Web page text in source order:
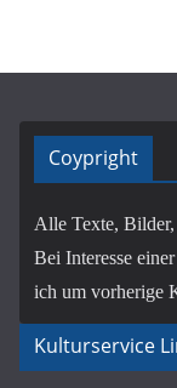
Coypright
Alle Texte, Bilder,
Bei Interesse
ich um vorherige
Kulturservice